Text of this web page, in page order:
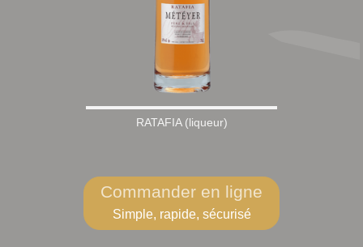
RATAFIA (liqueur)
Commander en ligne
Simple, rapide, sécurisé